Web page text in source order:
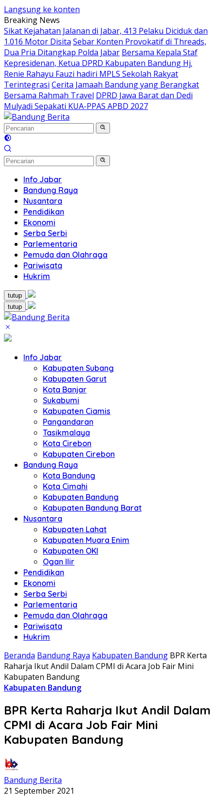
Langsung ke konten
Breaking News
Sikat Kejahatan Jalanan di Jabar, 413 Pelaku Diciduk dan
1.016 Motor Disita Sebar Konten Provokatif di Threads,
Dua Pria Ditangkap Polda Jabar Bersama Kepala Staf
Kepresidenan, Ketua DPRD Kabupaten Bandung Hj.
Renie Rahayu Fauzi hadiri MPLS Sekolah Rakyat
Terintegrasi Cerita Jamaah Bandung yang Berangkat
Bersama Rahmah Travel DPRD Jawa Barat dan Dedi
Mulyadi Sepakati KUA-PPAS APBD 2027
Info Jabar
Bandung Raya
Nusantara
Pendidikan
Ekonomi
Serba Serbi
Parlementaria
Pemuda dan Olahraga
Pariwisata
Hukrim
tutup
tutup
Info Jabar
Kabupaten Subang
Kabupaten Garut
Kota Banjar
Sukabumi
Kabupaten Ciamis
Pangandaran
Tasikmalaya
Kota Cirebon
Kabupaten Cirebon
Bandung Raya
Kota Bandung
Kota Cimahi
Kabupaten Bandung
Kabupaten Bandung Barat
Nusantara
Kabupaten Lahat
Kabupaten Muara Enim
Kabupaten OKI
Ogan Ilir
Pendidikan
Ekonomi
Serba Serbi
Parlementaria
Pemuda dan Olahraga
Pariwisata
Hukrim
Beranda Bandung Raya Kabupaten Bandung BPR Kerta
Raharja Ikut Andil Dalam CPMI di Acara Job Fair Mini
Kabupaten Bandung
Kabupaten Bandung
BPR Kerta Raharja Ikut Andil Dalam
CPMI di Acara Job Fair Mini
Kabupaten Bandung
Bandung Berita
21 September 2021